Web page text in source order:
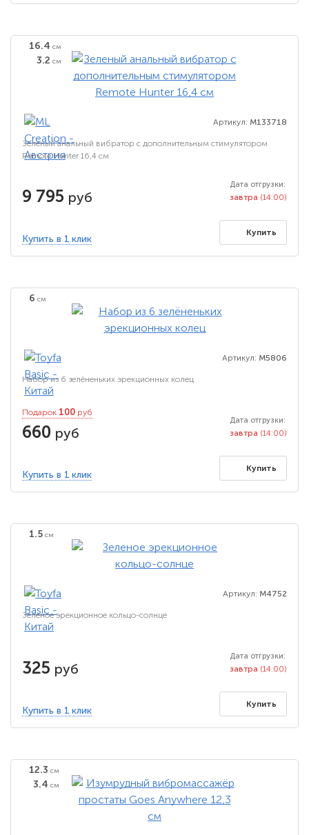
16.4 см
3.2 см
Артикул: M133718
Зеленый анальный вибратор с дополнительным стимулятором
Remote Hunter 16,4 см
9 795 руб
Дата отгрузки:
завтра (14:00)
Купить в 1 клик
Купить
6 см
Артикул: M5806
Набор из 6 зелёненьких эрекционных колец
Подарок 100 руб
660 руб
Дата отгрузки:
завтра (14:00)
Купить в 1 клик
Купить
1.5 см
Артикул: M4752
Зеленое эрекционное кольцо-солнце
325 руб
Дата отгрузки:
завтра (14:00)
Купить в 1 клик
Купить
12.3 см
3.4 см